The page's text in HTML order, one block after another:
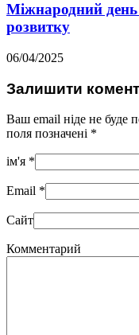
Міжнародний
розвитку
06/04/2025
Залишити
Ваш email ніде не буде
поля позначені *
ім'я *
Email *
Сайт
Комментарий